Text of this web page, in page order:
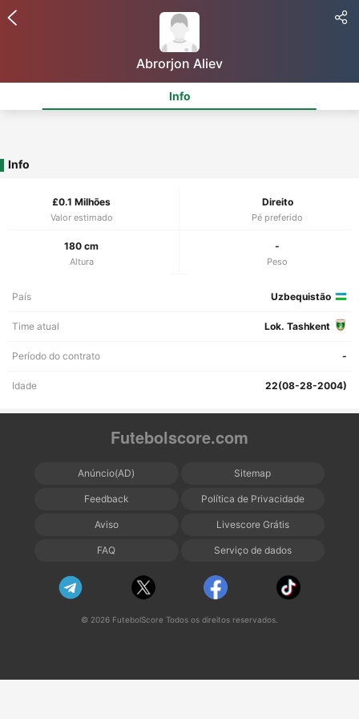
Abrorjon Aliev
Info
Info
£0.1 Milhões
Valor estimado
Direito
Pé preferido
180 cm
Altura
-
Peso
País Uzbequistão
Time atual Lok. Tashkent
Período do contrato -
Idade 22(08-28-2004)
Futebolscore.com
Anúncio(AD) Sitemap
Feedback Política de Privacidade
Aviso Livescore Grátis
FAQ Serviço de dados
© 2026 FutebolScore Todos os direitos reservados.